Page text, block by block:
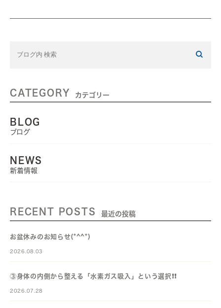
CATEGORY カテゴリー
BLOG
ブログ
NEWS
新着情報
RECENT POSTS 最近の投稿
お盆休みのお知らせ(*^^*)
2026.08.03
③身体の内側から整える「水素ガス吸入」という選択❗️❗️
2026.07.28